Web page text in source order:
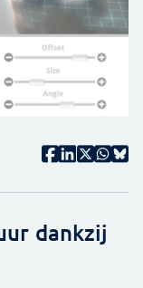
dankzij